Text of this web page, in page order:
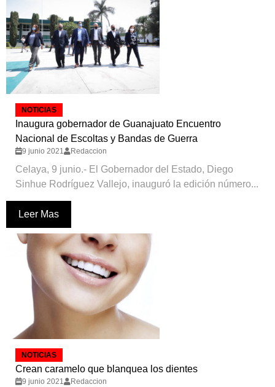
NOTICIAS
Inaugura gobernador de Guanajuato Encuentro
Nacional de Escoltas y Bandas de Guerra
9 junio 2021 Redaccion
Celaya, 9 junio.- El Gobernador del Estado, Diego
Sinhue Rodríguez Vallejo, inauguró la edición número...
Leer Mas
NOTICIAS
Crean caramelo que blanquea los dientes
9 junio 2021 Redaccion